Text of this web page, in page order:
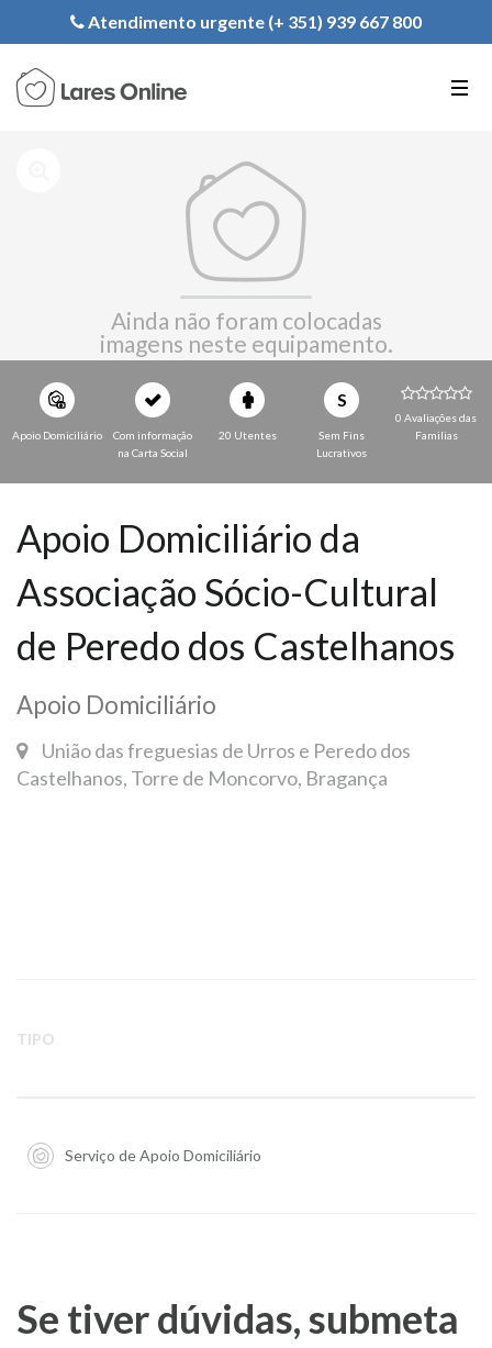
Registe a sua Instituição
Atendimento urgente (+ 351) 939 667 800
Ainda não foram colocadas
imagens neste equipamento.
Apoio Domiciliário
Com informação
na Carta Social
20 Utentes
S
Sem Fins
Lucrativos
0 Avaliações das
Familias
Apoio Domiciliário da
Associação Sócio-Cultural
de Peredo dos Castelhanos
Apoio Domiciliário
União das freguesias de Urros e Peredo dos
Castelhanos, Torre de Moncorvo, Bragança
TIPO
Serviço de Apoio Domiciliário
Se tiver dúvidas, submeta